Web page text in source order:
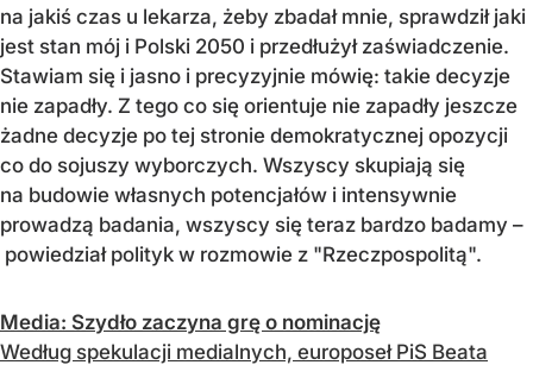
na jakiś czas u lekarza, żeby zbadał mnie, sprawdził jaki
jest stan mój i Polski 2050 i przedłużył zaświadczenie.
Stawiam się i jasno i precyzyjnie mówię: takie decyzje
nie zapadły. Z tego co się orientuje nie zapadły jeszcze
żadne decyzje po tej stronie demokratycznej opozycji
co do sojuszy wyborczych. Wszyscy skupiają się
na budowie własnych potencjałów i intensywnie
prowadzą badania, wszyscy się teraz bardzo badamy –
powiedział polityk w rozmowie z "Rzeczpospolitą".
Media: Szydło zaczyna grę o nominację
Według spekulacji medialnych, europoseł PiS Beata